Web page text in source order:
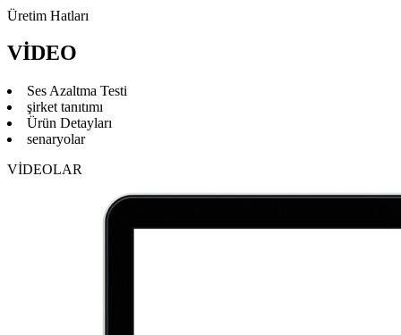
Üretim Hatları
VİDEO
Ses Azaltma Testi
şirket tanıtımı
Ürün Detayları
senaryolar
VİDEOLAR